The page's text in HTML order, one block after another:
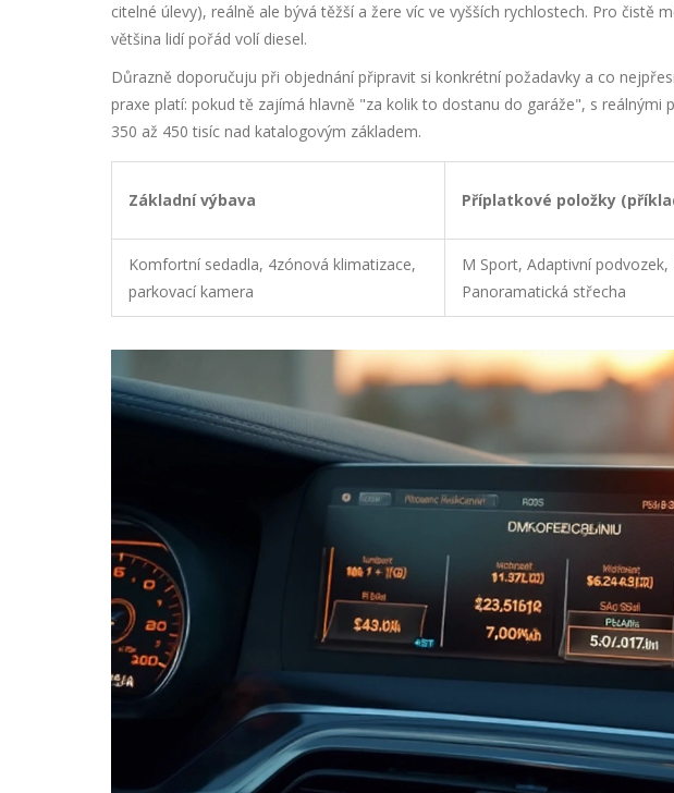
citelné úlevy), reálně ale bývá těžší a žere víc ve vyšších rychlostech. Pro čistě
většina lidí pořád volí diesel.
Důrazně doporučuju při objednání připravit si konkrétní požadavky a co
praxe platí: pokud tě zajímá hlavně "za kolik to dostanu do garáže", s reálnými
350 až 450 tisíc nad katalogovým základem.
Základní výbava Příplatkové položky
Komfortní sedadla, 4zónová klimatizace,
parkovací kamera
M Sport, Adaptivní
Panoramatická střecha